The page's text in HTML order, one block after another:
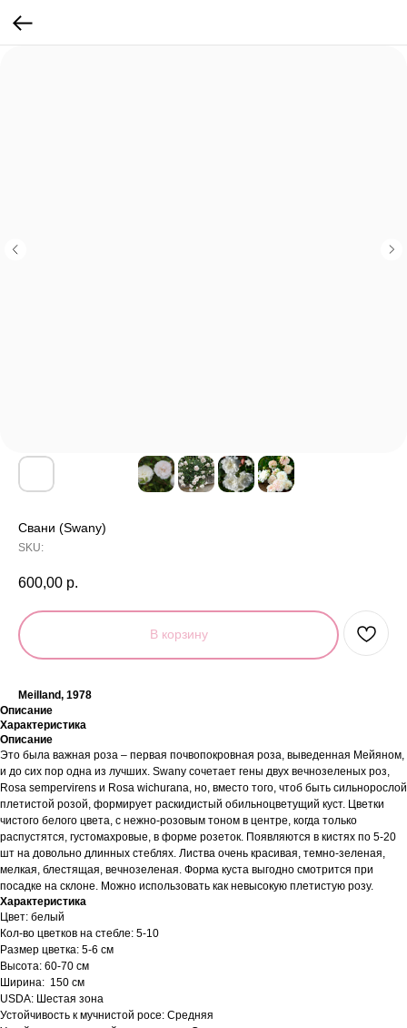
Свани (Swany)
SKU:
600,00 р.
В корзину
Meilland, 1978
Описание
Характеристика
Описание
Это была важная роза – первая почвопокровная роза, выведенная Мейяном,
и до сих пор одна из лучших. Swany сочетает гены двух вечнозеленых роз,
Rosa sempervirens и Rosa wichurana, но, вместо того, чтоб быть сильнорослой
плетистой розой, формирует раскидистый обильноцветущий куст. Цветки
чистого белого цвета, с нежно-розовым тоном в центре, когда только
распустятся, густомахровые, в форме розеток. Появляются в кистях по 5-20
шт на довольно длинных стеблях. Листва очень красивая, темно-зеленая,
мелкая, блестящая, вечнозеленая. Форма куста выгодно смотрится при
посадке на склоне. Можно использовать как невысокую плетистую розу.
Характеристика
Цвет: белый
Кол-во цветков на стебле: 5-10
Размер цветка: 5-6 см
Высота: 60-70 см
Ширина: 150 см
USDA: Шестая зона
Устойчивость к мучнистой росе: Средняя